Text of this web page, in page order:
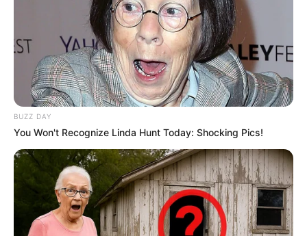
BUZZ DAY
You Won't Recognize Linda Hunt Today: Shocking Pics!